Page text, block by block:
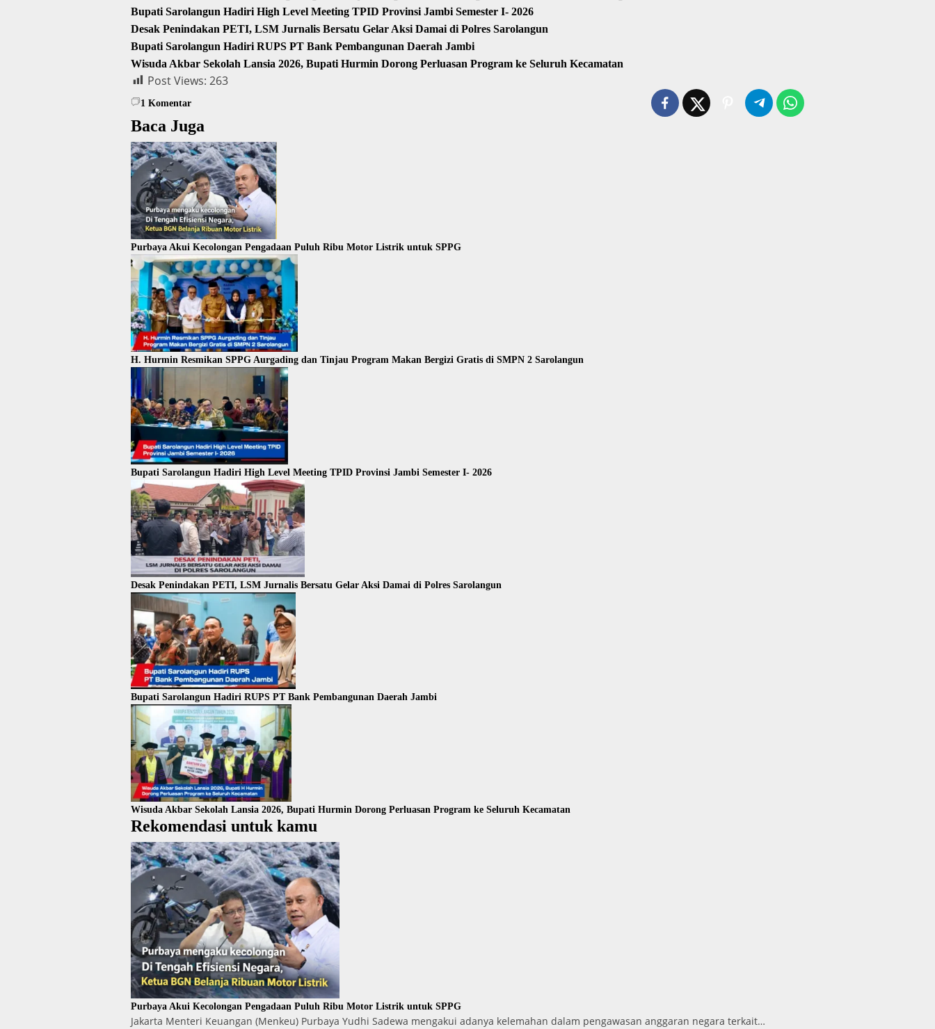
Bupati Sarolangun Hadiri High Level Meeting TPID Provinsi Jambi Semester I- 2026
Desak Penindakan PETI, LSM Jurnalis Bersatu Gelar Aksi Damai di Polres Sarolangun
Bupati Sarolangun Hadiri RUPS PT Bank Pembangunan Daerah Jambi
Wisuda Akbar Sekolah Lansia 2026, Bupati Hurmin Dorong Perluasan Program ke Seluruh Kecamatan
Post Views: 263
1 Komentar
Baca Juga
Purbaya Akui Kecolongan Pengadaan Puluh Ribu Motor Listrik untuk SPPG
H. Hurmin Resmikan SPPG Aurgading dan Tinjau Program Makan Bergizi Gratis di SMPN 2 Sarolangun
Bupati Sarolangun Hadiri High Level Meeting TPID Provinsi Jambi Semester I- 2026
Desak Penindakan PETI, LSM Jurnalis Bersatu Gelar Aksi Damai di Polres Sarolangun
Bupati Sarolangun Hadiri RUPS PT Bank Pembangunan Daerah Jambi
Wisuda Akbar Sekolah Lansia 2026, Bupati Hurmin Dorong Perluasan Program ke Seluruh Kecamatan
Rekomendasi untuk kamu
Purbaya Akui Kecolongan Pengadaan Puluh Ribu Motor Listrik untuk SPPG
Jakarta Menteri Keuangan (Menkeu) Purbaya Yudhi Sadewa mengakui adanya kelemahan dalam pengawasan anggaran negara terkait…